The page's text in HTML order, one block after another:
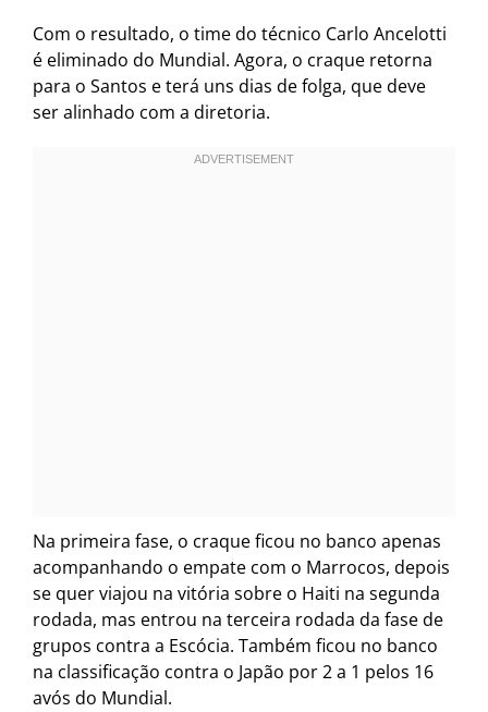
Com o resultado, o time do técnico Carlo Ancelotti
é eliminado do Mundial. Agora, o craque retorna
para o Santos e terá uns dias de folga, que deve
ser alinhado com a diretoria.
Na primeira fase, o craque ficou no banco apenas
acompanhando o empate com o Marrocos, depois
se quer viajou na vitória sobre o Haiti na segunda
rodada, mas entrou na terceira rodada da fase de
grupos contra a Escócia. Também ficou no banco
na classificação contra o Japão por 2 a 1 pelos 16
avós do Mundial.